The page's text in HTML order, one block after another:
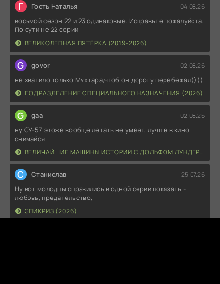
Г Гость Наталья 04.08.26
восьмой сезон 22 и 23 одинаковые. Исправьте пожалуйста.
По сути не 22 серии
ВЕЛИКОЛЕПНАЯ ПЯТЁРКА (2019-2026)
G govor 02.08.26
не хватило только Мухтара,чтоб он дорогу перебежал))))
ПОДРАЗДЕЛЕНИЕ СПЕЦИАЛЬНОГО НАЗНАЧЕНИЯ (2026)
G gaa 02.08.26
ну СУ-57 этоже вообще летать не умеет, лучше в кино
снимайся
ВЕЛИЧАЙШИЕ МАШИНЫ ИСТОРИИ С ДОЛЬФОМ ЛУНДГРЕНОМ (2026)
С Станислав 25.07.26
Ну вот молодцы справились в одной серии показать -
любовь, предательство,
ЭПИКРИЗ (2026)